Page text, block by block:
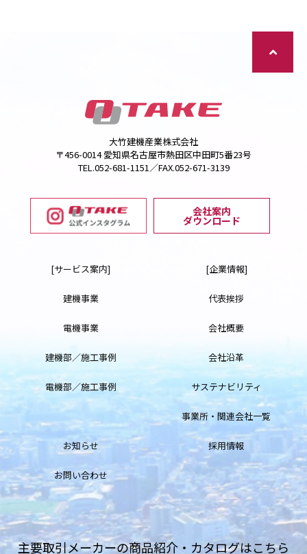
大竹建機産業株式会社
〒456-0014 愛知県名古屋市熱田区中田町5番23号
TEL.052-681-1151／FAX.052-671-3139
会社案内
ダウンロード
[サービス案内]
建機事業
電機事業
建機部／施工事例
電機部／施工事例
[企業情報]
代表挨拶
会社概要
会社沿革
サステナビリティ
事業所・関連会社一覧
お知らせ 採用情報
お問い合わせ
主要取引メーカーの商品紹介・カタログはこちら